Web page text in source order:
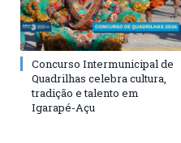
Concurso Intermunicipal de
Quadrilhas celebra cultura,
tradição e talento em
Igarapé-Açu